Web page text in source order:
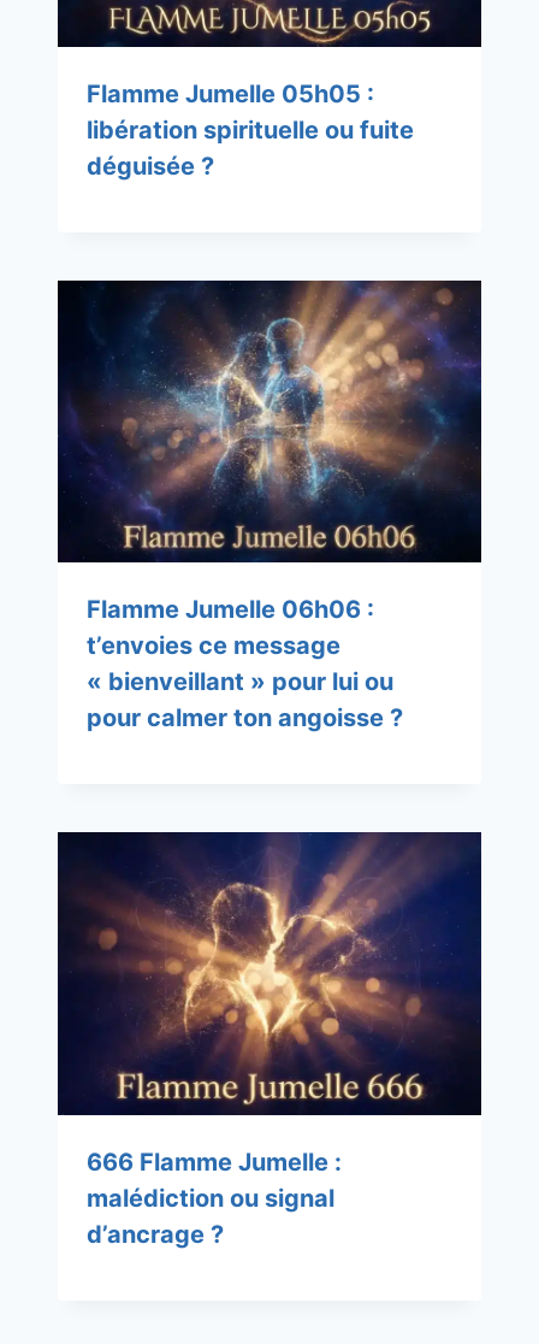
Flamme Jumelle 05h05 :
libération spirituelle ou fuite
déguisée ?
Flamme Jumelle 06h06 :
t’envoies ce message
« bienveillant » pour lui ou
pour calmer ton angoisse ?
666 Flamme Jumelle :
malédiction ou signal
d’ancrage ?